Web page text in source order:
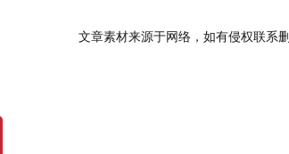
文章素材来源于网络，如有侵权联系